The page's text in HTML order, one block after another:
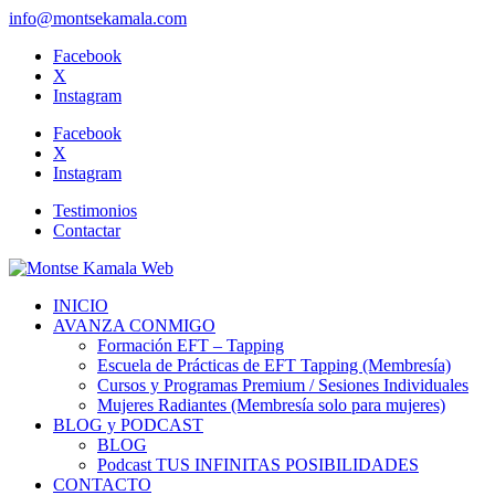
info@montsekamala.com
Facebook
X
Instagram
Facebook
X
Instagram
Testimonios
Contactar
INICIO
AVANZA CONMIGO
Formación EFT – Tapping
Escuela de Prácticas de EFT Tapping (Membresía)
Cursos y Programas Premium / Sesiones Individuales
Mujeres Radiantes (Membresía solo para mujeres)
BLOG y PODCAST
BLOG
Podcast TUS INFINITAS POSIBILIDADES
CONTACTO